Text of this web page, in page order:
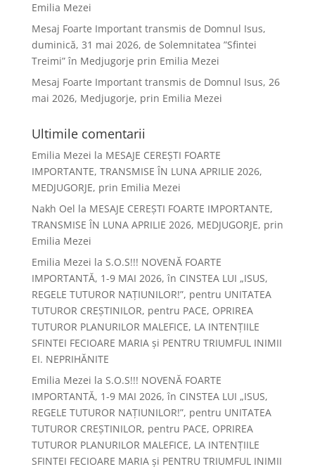
Emilia Mezei
Mesaj Foarte Important transmis de Domnul Isus,
duminică, 31 mai 2026, de Solemnitatea ”Sfintei
Treimi” în Medjugorje prin Emilia Mezei
Mesaj Foarte Important transmis de Domnul Isus, 26
mai 2026, Medjugorje, prin Emilia Mezei
Ultimile comentarii
Emilia Mezei la MESAJE CEREȘTI FOARTE
IMPORTANTE, TRANSMISE ÎN LUNA APRILIE 2026,
MEDJUGORJE, prin Emilia Mezei
Nakh Oel la MESAJE CEREȘTI FOARTE IMPORTANTE,
TRANSMISE ÎN LUNA APRILIE 2026, MEDJUGORJE, prin
Emilia Mezei
Emilia Mezei la S.O.S!!! NOVENĂ FOARTE
IMPORTANTĂ, 1-9 MAI 2026, în CINSTEA LUI „ISUS,
REGELE TUTUROR NAȚIUNILOR!”, pentru UNITATEA
TUTUROR CREȘTINILOR, pentru PACE, OPRIREA
TUTUROR PLANURILOR MALEFICE, LA INTENȚIILE
SFINTEI FECIOARE MARIA și PENTRU TRIUMFUL INIMII
EI. NEPRIHĂNITE
Emilia Mezei la S.O.S!!! NOVENĂ FOARTE
IMPORTANTĂ, 1-9 MAI 2026, în CINSTEA LUI „ISUS,
REGELE TUTUROR NAȚIUNILOR!”, pentru UNITATEA
TUTUROR CREȘTINILOR, pentru PACE, OPRIREA
TUTUROR PLANURILOR MALEFICE, LA INTENȚIILE
SFINTEI FECIOARE MARIA și PENTRU TRIUMFUL INIMII